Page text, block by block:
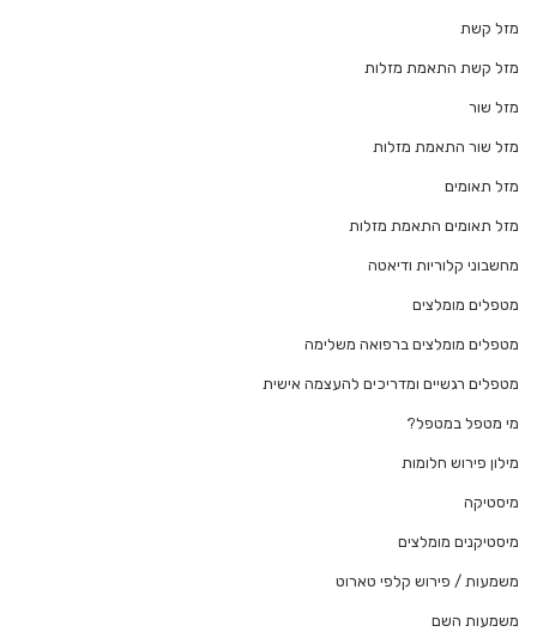
מזל קשת
מזל קשת התאמת מזלות
מזל שור
מזל שור התאמת מזלות
מזל תאומים
מזל תאומים התאמת מזלות
מחשבוני קלוריות ודיאטה
מטפלים מומלצים
מטפלים מומלצים ברפואה משלימה
מטפלים רגשיים ומדריכים להעצמה אישית
מי מטפל במטפל?
מילון פירוש חלומות
מיסטיקה
מיסטיקנים מומלצים
משמעות / פירוש קלפי טארוט
משמעות השם